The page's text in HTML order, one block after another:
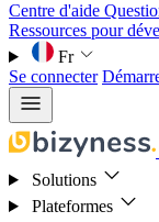
Centre d'aide
Ressources pour
Fr
Se connecter
Solutions
Plateformes